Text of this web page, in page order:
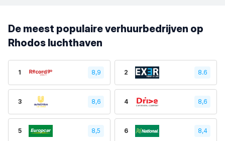
De meest populaire verhuurbedrijven op
Rhodos luchthaven
1 8,9 2 8.6
3 8,6 4 8,6
5 8,5 6 8,4